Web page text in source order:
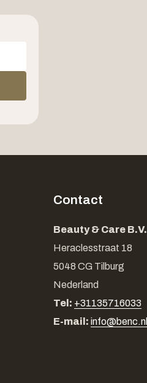
Contact
Beauty & Care B.V.
Heraclesstraat 18
5048 CG Tilburg
Nederland
Tel: +31135716033
E-mail: info@benc.nl